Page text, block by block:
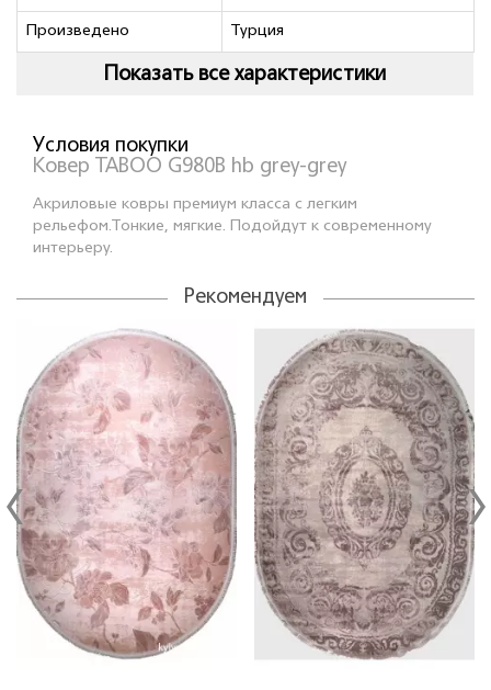
Произведено Турция
Показать все характеристики
Условия покупки
Ковер TABOO G980B hb grey-grey
Акриловые ковры премиум класса с легким
рельефом.Тонкие, мягкие. Подойдут к современному
интерьеру.
Рекомендуем